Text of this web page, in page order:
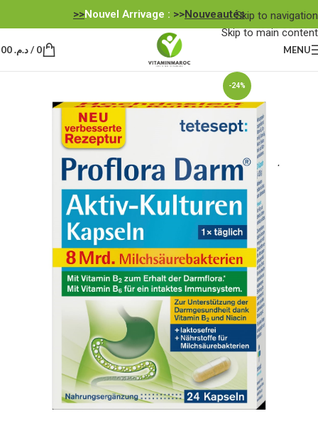
Skip to navigation
Skip to main content
Nouvel Arrivage : >>Nouveautés<<
MENU
0
/د.م.
-24%